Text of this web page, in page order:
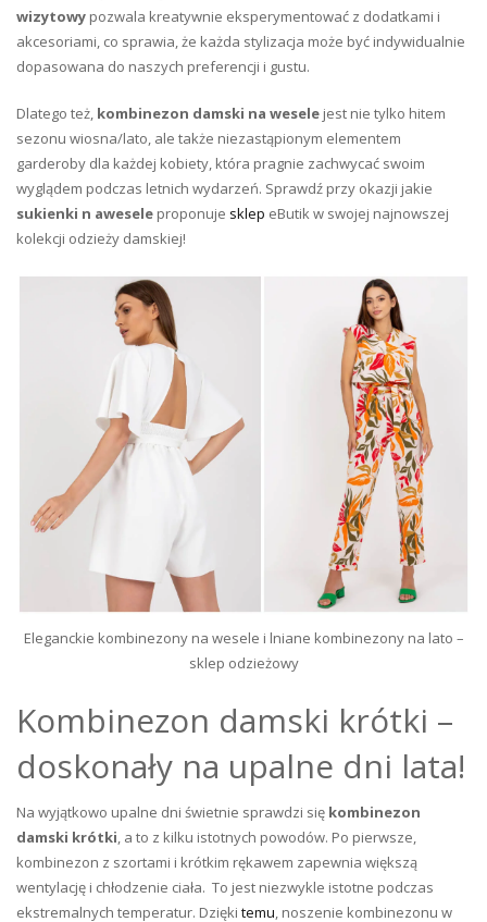
wizytowy pozwala kreatywnie eksperymentować z dodatkami i
akcesoriami, co sprawia, że każda stylizacja może być indywidualnie
dopasowana do naszych preferencji i gustu.
Dlatego też, kombinezon damski na wesele jest nie tylko hitem
sezonu wiosna/lato, ale także niezastąpionym elementem
garderoby dla każdej kobiety, która pragnie zachwycać swoim
wyglądem podczas letnich wydarzeń. Sprawdź przy okazji jakie
sukienki n awesele proponuje sklep eButik w swojej najnowszej
kolekcji odzieży damskiej!
Eleganckie kombinezony na wesele i lniane kombinezony na lato –
sklep odzieżowy
Kombinezon damski krótki –
doskonały na upalne dni lata!
Na wyjątkowo upalne dni świetnie sprawdzi się kombinezon
damski krótki, a to z kilku istotnych powodów. Po pierwsze,
kombinezon z szortami i krótkim rękawem zapewnia większą
wentylację i chłodzenie ciała. To jest niezwykle istotne podczas
ekstremalnych temperatur. Dzięki temu, noszenie kombinezonu w